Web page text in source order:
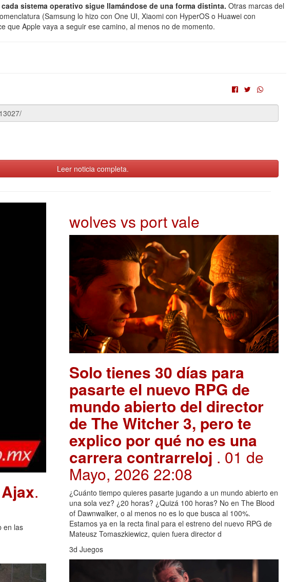
cada sistema operativo sigue llamándose de una forma distinta. Otras marcas del
(Samsung lo hizo con One UI, Xiaomi con HyperOS o Huawei con
que Apple vaya a seguir ese camino, al menos no de momento.
Leer noticia completa.
.
en las
wolves vs port vale
Solo tienes 30 días para
pasarte el nuevo RPG de
mundo abierto del director
de The Witcher 3, pero te
explico por qué no es una
carrera contrarreloj . 01 de
Mayo, 2026 22:08
¿Cuánto tiempo quieres pasarte jugando a un mundo abierto en
una sola vez? ¿20 horas? ¿Quizá 100 horas? No en The Blood
of Dawnwalker, o al menos no es lo que busca al 100%.
Estamos ya en la recta final para el estreno del nuevo RPG de
Mateusz Tomaszkiewicz, quien fuera director d
3d Juegos